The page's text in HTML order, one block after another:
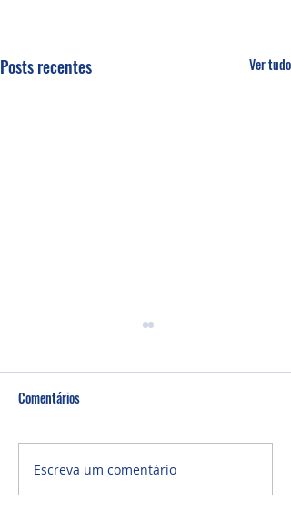
Posts recentes Ver tudo
Comentários
Escreva um comentário